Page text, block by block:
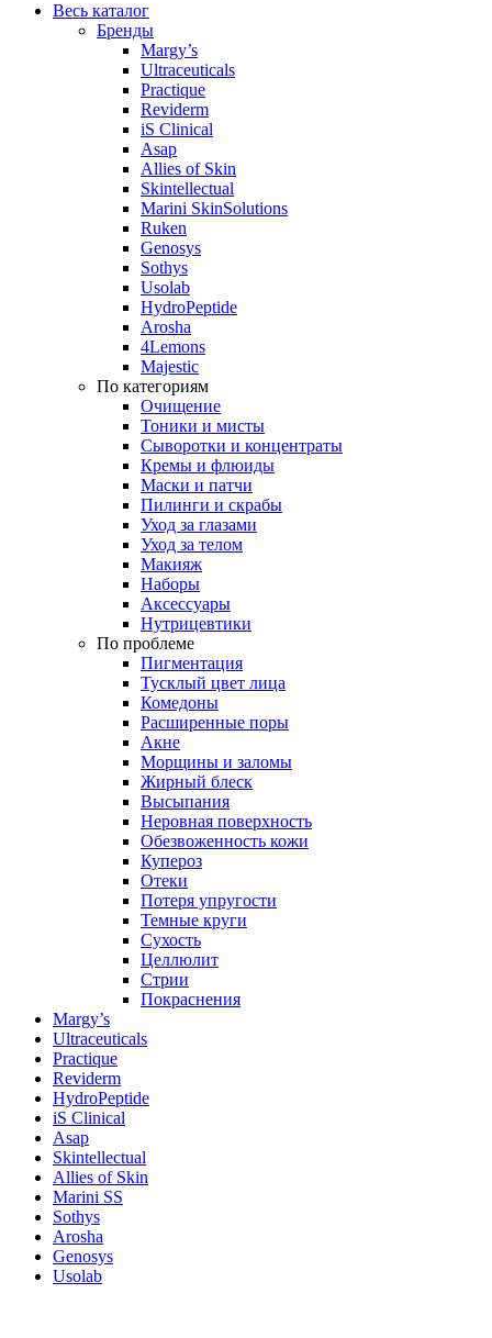
Весь каталог
Бренды
Margy’s
Ultraceuticals
Practique
Reviderm
iS Clinical
Asap
Allies of Skin
Skintellectual
Marini SkinSolutions
Ruken
Genosys
Sothys
Usolab
HydroPeptide
Arosha
4Lemons
Majestic
По категориям
Очищение
Тоники и мисты
Сыворотки и концентраты
Кремы и флюиды
Маски и патчи
Пилинги и скрабы
Уход за глазами
Уход за телом
Макияж
Наборы
Аксессуары
Нутрицевтики
По проблеме
Пигментация
Тусклый цвет лица
Комедоны
Расширенные поры
Акне
Морщины и заломы
Жирный блеск
Высыпания
Неровная поверхность
Обезвоженность кожи
Купероз
Отеки
Потеря упругости
Темные круги
Сухость
Целлюлит
Стрии
Покраснения
Margy’s
Ultraceuticals
Practique
Reviderm
HydroPeptide
iS Clinical
Asap
Skintellectual
Allies of Skin
Marini SS
Sothys
Arosha
Genosys
Usolab